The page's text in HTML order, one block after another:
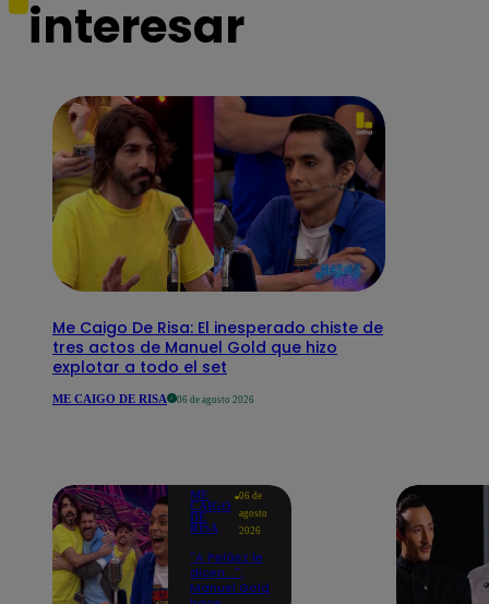
interesar
Me Caigo De Risa: El inesperado chiste de
tres actos de Manuel Gold que hizo
explotar a todo el set
ME CAIGO DE RISA 06 de agosto 2026
ME
CAIGO
DE
RISA
06 de
agosto
2026
"A Peláez le
dicen...":
Manuel Gold